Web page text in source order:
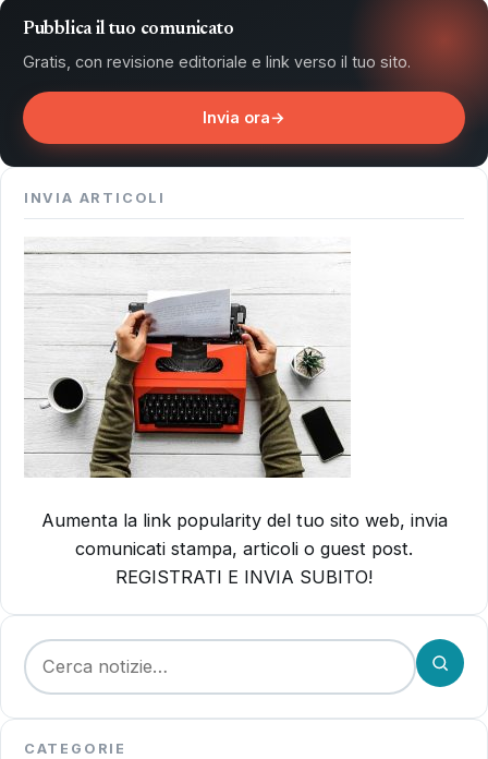
Pubblica il tuo comunicato
Gratis, con revisione editoriale e link verso il tuo sito.
Invia ora→
INVIA ARTICOLI
Aumenta la link popularity del tuo sito web, invia
comunicati stampa, articoli o guest post.
REGISTRATI E INVIA SUBITO!
Cerca:
CATEGORIE